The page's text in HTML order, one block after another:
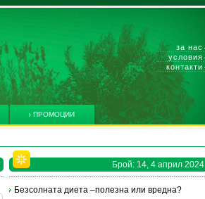
за нас
условия
контакти
ПРОМОЦИИ
Брой: 14, 4 април 2024
Безсолната диета –полезна или вредна?